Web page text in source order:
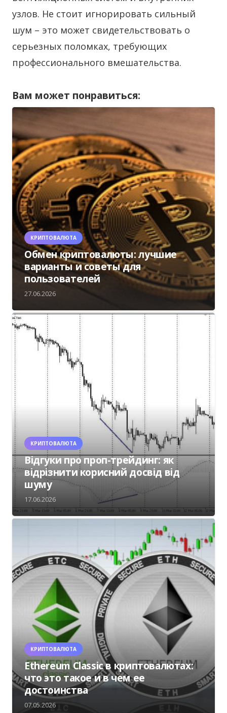
узлов. Не стоит игнорировать сильный
шум – это может свидетельствовать о
серьезных поломках, требующих
профессионального вмешательства.
Вам может понравиться:
КРИПТОВАЛЮТА
Обмен криптовалюты: лучшие
варианты и советы для
пользователей
27.06.2026
КРИПТОВАЛЮТА
Відгуки про проп-трейдинг: як
відрізнити корисний досвід від
шуму
17.06.2026
КРИПТОВАЛЮТА
Ethereum Classic в криптовалютах:
что это такое и в чем ее
достоинства
07.05.2026